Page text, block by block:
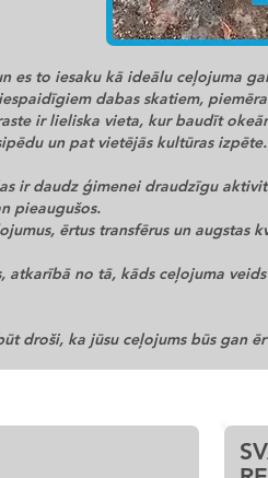
es to iesaku kā ideālu ceļojuma
dabas skatiem,
ir lieliska vieta, kur baudīt
un pat vietējās kultūras izpēte.
ir daudz ģimenei draudzīgu
pieaugušos.
ērtus transfērus un augstas
atkarībā no tā, kāds ceļojuma
droši, ka jūsu ceļojums būs gan